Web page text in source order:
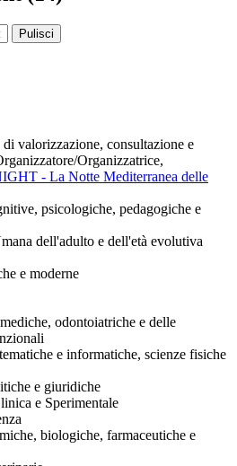
Pulisci
valorizzazione, consultazione e
Organizzatrice,
- La Notte Mediterranea delle
psicologiche, pedagogiche e
dell'adulto e dell'età evolutiva
e moderne
odontoiatriche e delle
e informatiche, scienze fisiche
e giuridiche
e Sperimentale
biologiche, farmaceutiche e